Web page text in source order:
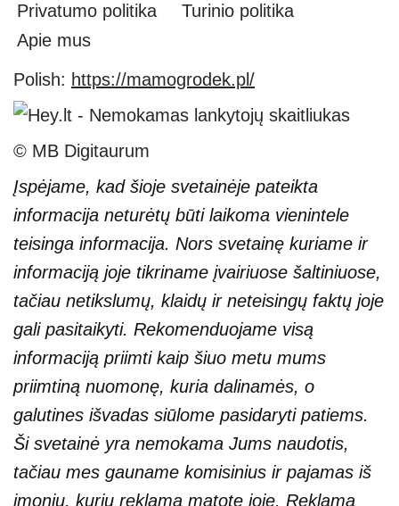
Privatumo politika
Turinio politika
Apie mus
Polish: https://mamogrodek.pl/
© MB Digitaurum
Įspėjame, kad šioje svetainėje pateikta
informacija neturėtų būti laikoma vienintele
teisinga informacija. Nors svetainę kuriame ir
informaciją joje tikriname įvairiuose šaltiniuose,
tačiau netikslumų, klaidų ir neteisingų faktų joje
gali pasitaikyti. Rekomenduojame visą
informaciją priimti kaip šiuo metu mums
priimtiną nuomonę, kuria dalinamės, o
galutines išvadas siūlome pasidaryti patiems.
Ši svetainė yra nemokama Jums naudotis,
tačiau mes gauname komisinius ir pajamas iš
įmonių, kurių reklamą matote joje. Reklama